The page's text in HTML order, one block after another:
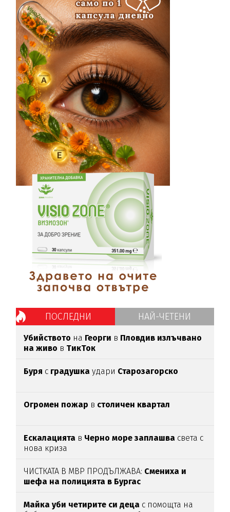
ПОСЛЕДНИ НАЙ-ЧЕТЕНИ
Убийството на Георги в Пловдив излъчвано
на живо в ТикТок
Буря с градушкаудари Старозагорско
Огромен пожар в столичен квартал
Ескалацията в Черно море заплашва света с
нова криза
ЧИСТКАТА В МВР ПРОДЪЛЖАВА: Смениха и
шефа на полицията в Бургас
Майка уби четирите си деца с помощта на